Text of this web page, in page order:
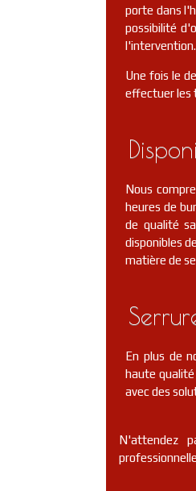
porte dans
possibilité
l'intervention.
Une fois le
effectuer les
Nous
heures de
de qualité
disponibles
matière de
En plus de
haute qualité
avec des
N'attendez